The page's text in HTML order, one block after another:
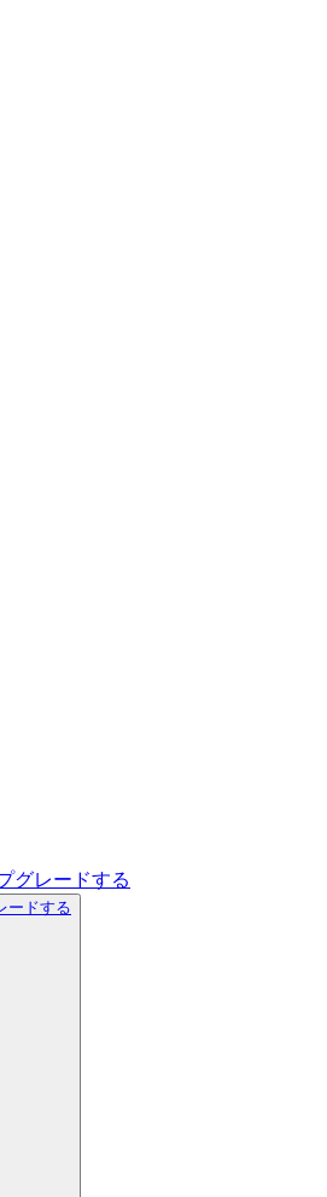
グレードする
ードする